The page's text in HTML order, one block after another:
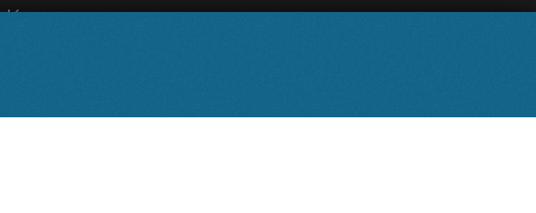
Контакты